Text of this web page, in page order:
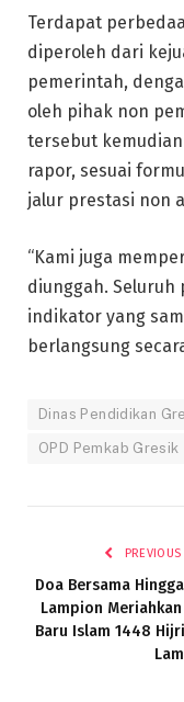
Terdapat
diperoleh dari
pemerintah,
oleh pihak non
tersebut
rapor, sesuai
jalur prestasi non
“Kami juga
diunggah.
indikator yang
berlangsung
Dinas Pendidikan
OPD Pemkab Gresik
PREVIOUS
Doa Bersama
Lampion Meriahkan
Baru Islam 1448